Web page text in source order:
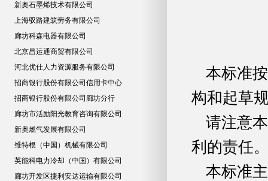
本标准
构和起草
请注意
利的责任
本标准
新奥石墨烯技术有限公司
上海驭路建筑劳务有限公司
廊坊科森电器有限公司
北京昌运通商贸有限公司
河北优仕人力资源服务有限公司
招商银行股份有限公司信用卡中心
招商银行股份有限公司廊坊分行
廊坊市活励阳光教育咨询有限公司
新奥燃气发展有限公司
维特根（中国）机械有限公司
英能科电力冷却（中国）有限公司
廊坊开发区捷利安达运输有限公司